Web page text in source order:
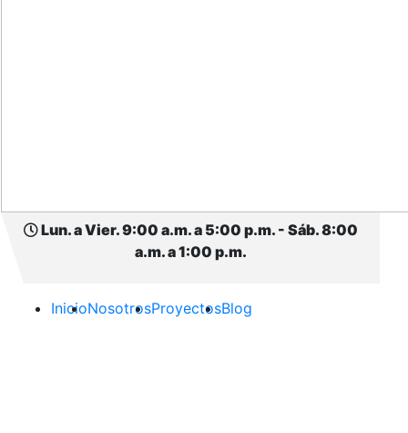
Lun. a Vier. 9:00 a.m. a 5:00 p.m. - Sáb. 8:00
a.m. a 1:00 p.m.
InicioNosotrosProyectosBlog